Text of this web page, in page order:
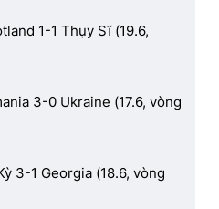
1-1 Thụy Sĩ (19.6,
3-0 Ukraine (17.6, vòng
3-1 Georgia (18.6, vòng